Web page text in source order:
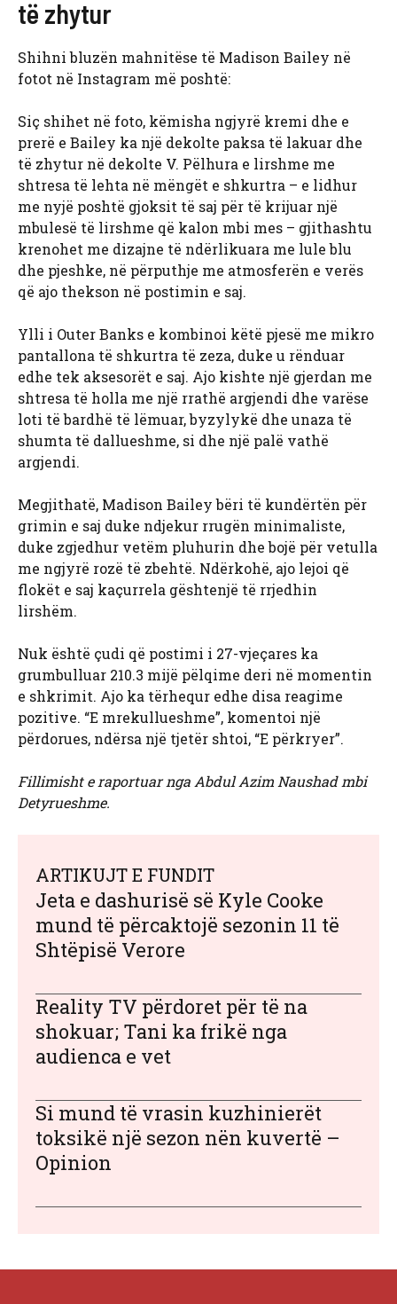
të zhytur
Shihni bluzën mahnitëse të Madison Bailey në
fotot në Instagram më poshtë:
Siç shihet në foto, këmisha ngjyrë kremi dhe e
prerë e Bailey ka një dekolte paksa të lakuar dhe
të zhytur në dekolte V. Pëlhura e lirshme me
shtresa të lehta në mëngët e shkurtra – e lidhur
me nyjë poshtë gjoksit të saj për të krijuar një
mbulesë të lirshme që kalon mbi mes – gjithashtu
krenohet me dizajne të ndërlikuara me lule blu
dhe pjeshke, në përputhje me atmosferën e verës
që ajo thekson në postimin e saj.
Ylli i Outer Banks e kombinoi këtë pjesë me mikro
pantallona të shkurtra të zeza, duke u rënduar
edhe tek aksesorët e saj. Ajo kishte një gjerdan me
shtresa të holla me një rrathë argjendi dhe varëse
loti të bardhë të lëmuar, byzylykë dhe unaza të
shumta të dallueshme, si dhe një palë vathë
argjendi.
Megjithatë, Madison Bailey bëri të kundërtën për
grimin e saj duke ndjekur rrugën minimaliste,
duke zgjedhur vetëm pluhurin dhe bojë për vetulla
me ngjyrë rozë të zbehtë. Ndërkohë, ajo lejoi që
flokët e saj kaçurrela gështenjë të rrjedhin
lirshëm.
Nuk është çudi që postimi i 27-vjeçares ka
grumbulluar 210.3 mijë pëlqime deri në momentin
e shkrimit. Ajo ka tërhequr edhe disa reagime
pozitive. “E mrekullueshme”, komentoi një
përdorues, ndërsa një tjetër shtoi, “E përkryer”.
Fillimisht e raportuar nga Abdul Azim Naushad mbi
Detyrueshme.
ARTIKUJT E FUNDIT
Jeta e dashurisë së Kyle Cooke
mund të përcaktojë sezonin 11 të
Shtëpisë Verore
Reality TV përdoret për të na
shokuar; Tani ka frikë nga
audienca e vet
Si mund të vrasin kuzhinierët
toksikë një sezon nën kuvertë –
Opinion